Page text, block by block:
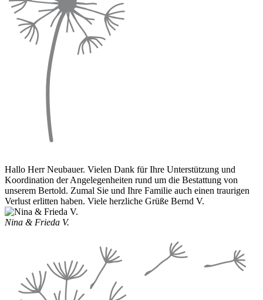
Hallo Herr Neubauer. Vielen Dank für Ihre Unterstützung und
Koordination der Angelegenheiten rund um die Bestattung von
unserem Bertold. Zumal Sie und Ihre Familie auch einen traurigen
Verlust erlitten haben. Viele herzliche Grüße Bernd V.
Nina & Frieda V.